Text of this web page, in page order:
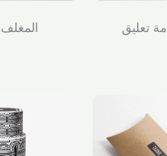
تعليق المغلف